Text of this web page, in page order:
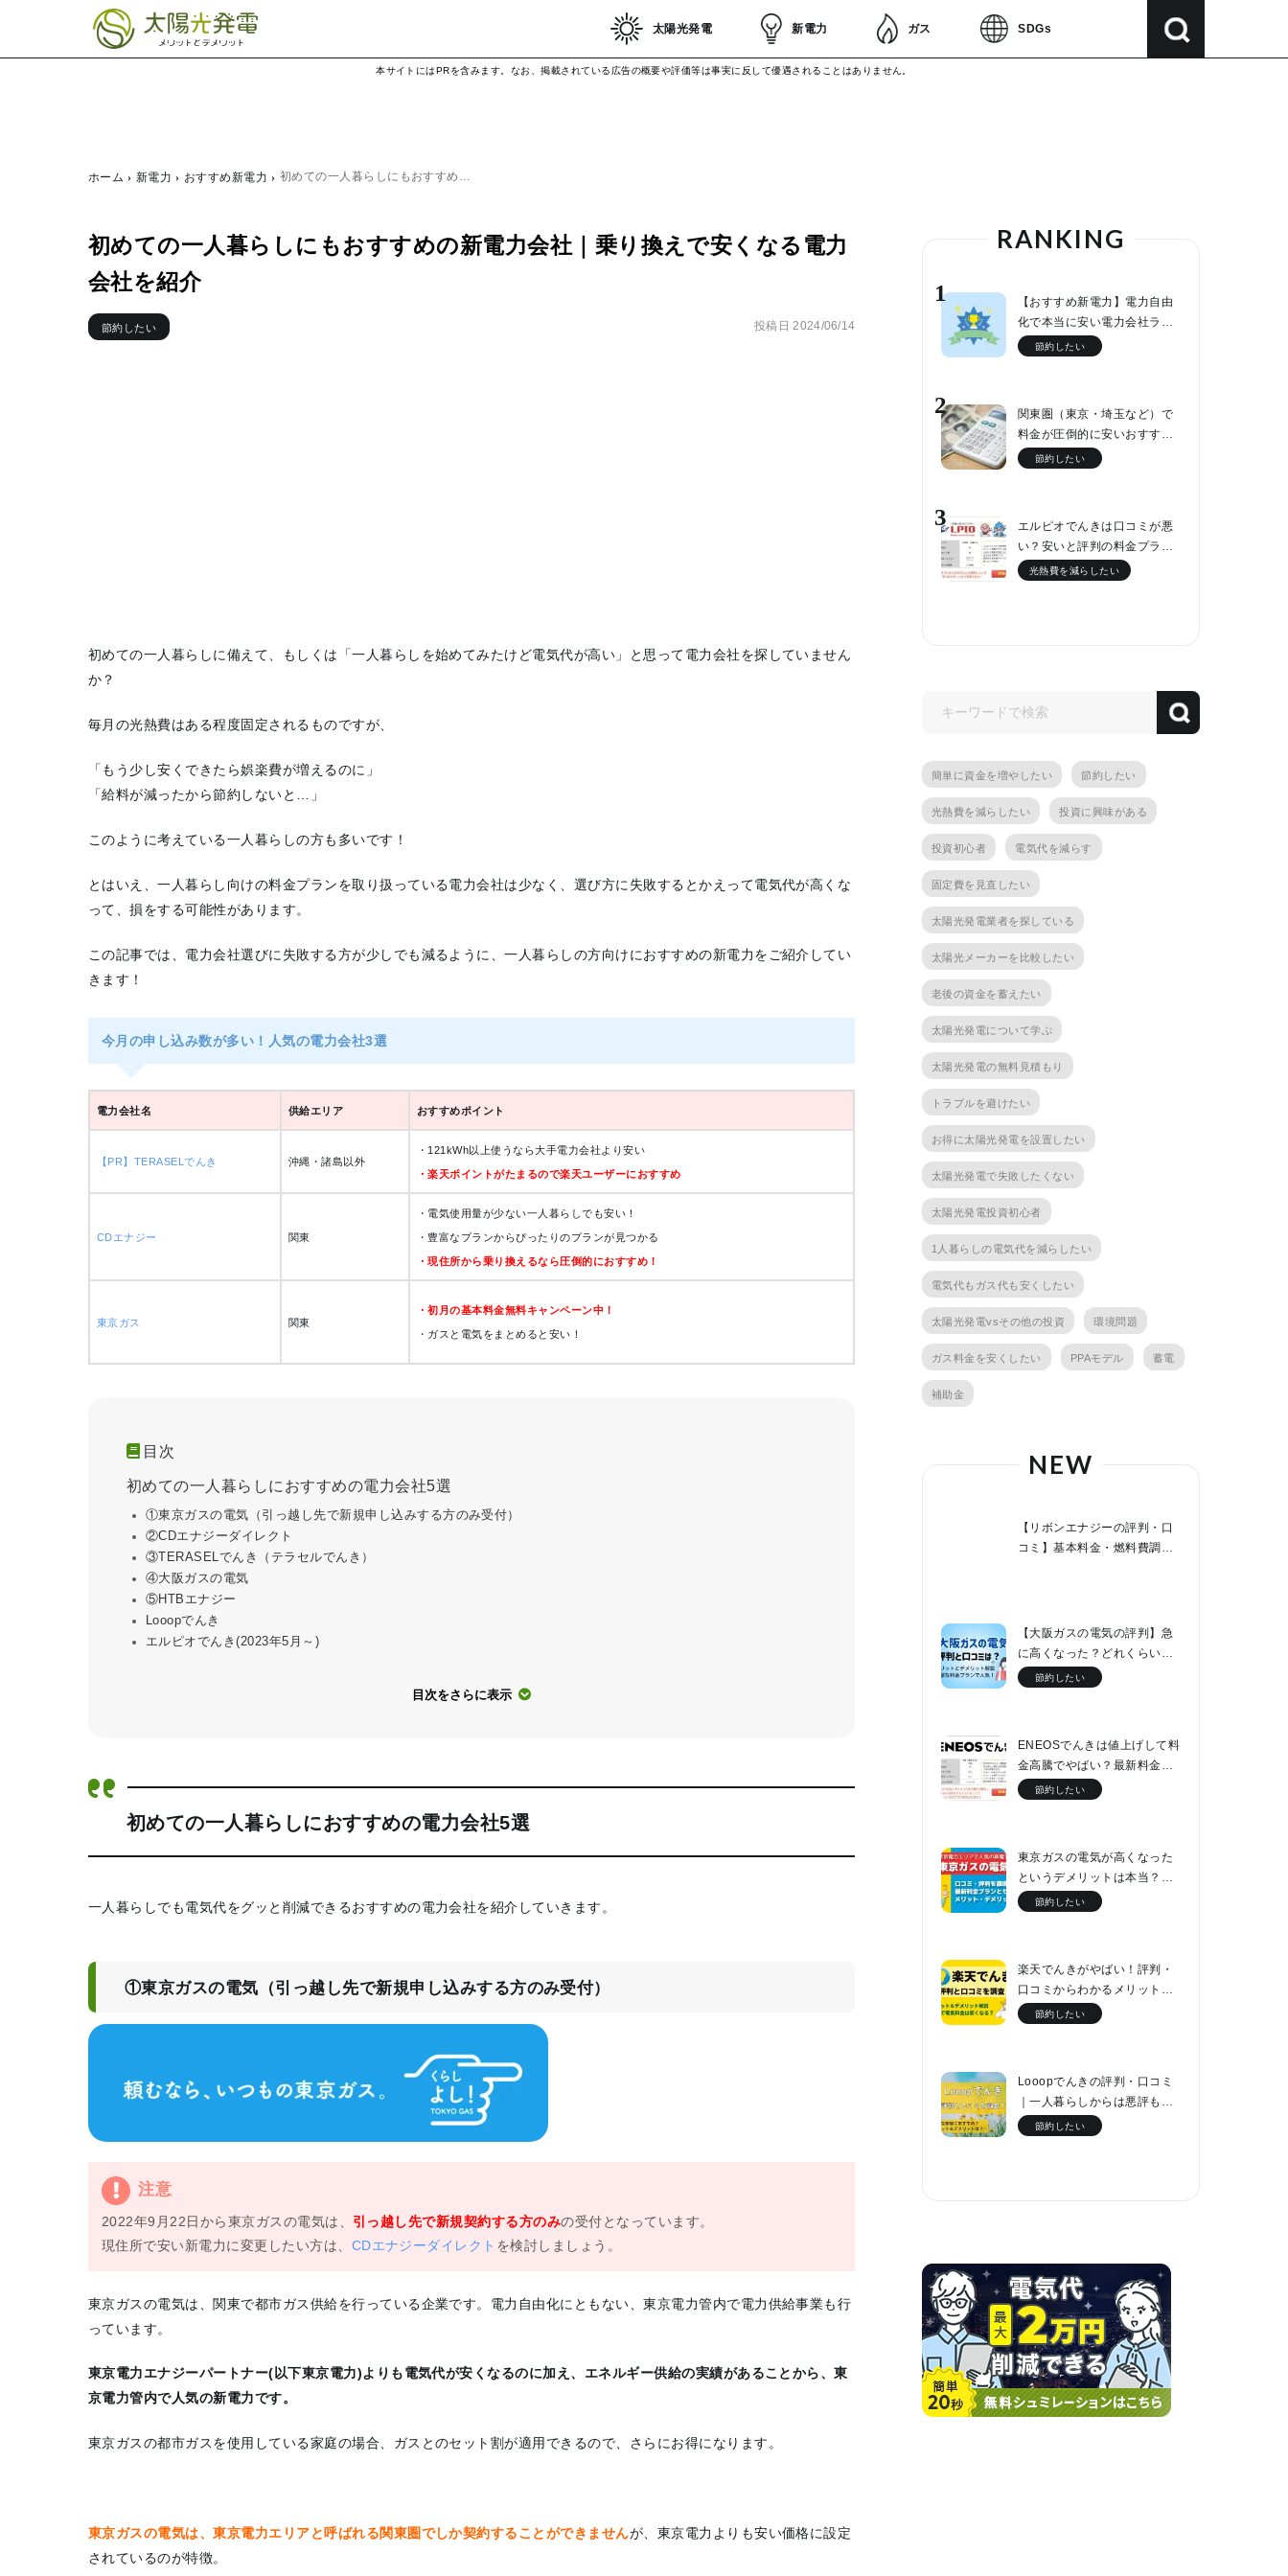
太陽光発電 新電力 ガス SDGs
本サイトにはPRを含みます。なお、掲載されている広告の概要や評価等は事実に反して優遇されることはありません。
ホーム 新電力 おすすめ新電力 初めての一人暮らしにもおすすめ…
初めての一人暮らしにもおすすめの新電力会社｜乗り換えで安くなる電力
会社を紹介
節約したい 投稿日2024/06/14
初めての一人暮らしに備えて、もしくは「一人暮らしを始めてみたけど電気代が高い」と思って電力会社を探していません
か？
毎月の光熱費はある程度固定されるものですが、
「もう少し安くできたら娯楽費が増えるのに」
「給料が減ったから節約しないと…」
このように考えている一人暮らしの方も多いです！
とはいえ、一人暮らし向けの料金プランを取り扱っている電力会社は少なく、選び方に失敗するとかえって電気代が高くな
って、損をする可能性があります。
この記事では、電力会社選びに失敗する方が少しでも減るように、一人暮らしの方向けにおすすめの新電力をご紹介してい
きます！
今月の申し込み数が多い！人気の電力会社3選
電力会社名 供給エリア おすすめポイント
【PR】TERASELでんき 沖縄・諸島以外
・121kWh以上使うなら大手電力会社より安い
・楽天ポイントがたまるので楽天ユーザーにおすすめ
CDエナジー 関東
・電気使用量が少ない一人暮らしでも安い！
・豊富なプランからぴったりのプランが見つかる
・現住所から乗り換えるなら圧倒的におすすめ！
東京ガス 関東
・初月の基本料金無料キャンペーン中！
・ガスと電気をまとめると安い！
目次
初めての一人暮らしにおすすめの電力会社5選
①東京ガスの電気（引っ越し先で新規申し込みする方のみ受付）
②CDエナジーダイレクト
③TERASELでんき（テラセルでんき）
④大阪ガスの電気
⑤HTBエナジー
Looopでんき
エルピオでんき(2023年5月～)
目次をさらに表示
初めての一人暮らしにおすすめの電力会社5選
一人暮らしでも電気代をグッと削減できるおすすめの電力会社を紹介していきます。
①東京ガスの電気（引っ越し先で新規申し込みする方のみ受付）
注意
2022年9月22日から東京ガスの電気は、 引っ越し先で新規契約する方のみの受付となっています。
現住所で安い新電力に変更したい方は、 CDエナジーダイレクト を検討しましょう。
東京ガスの電気は、関東で都市ガス供給を行っている企業です。電力自由化にともない、東京電力管内で電力供給事業も行
っています。
東京電力エナジーパートナー(以下東京電力)よりも電気代が安くなるのに加え、エネルギー供給の実績があることから、東
京電力管内で人気の新電力です。
東京ガスの都市ガスを使用している家庭の場合、ガスとのセット割が適用できるので、さらにお得になります。
東京ガスの電気は、東京電力エリアと呼ばれる関東圏でしか契約することができませんが、東京電力よりも安い価格に設定
されているのが特徴。
RANKING
1
【おすすめ新電力】電力自由
化で本当に安い電力会社ラ…
節約したい
2
関東圏（東京・埼玉など）で
料金が圧倒的に安いおすす…
節約したい
3
エルピオでんきは口コミが悪
い？安いと評判の料金プラ…
光熱費を減らしたい
簡単に資金を増やしたい 節約したい
光熱費を減らしたい 投資に興味がある
投資初心者 電気代を減らす
固定費を見直したい
太陽光発電業者を探している
太陽光メーカーを比較したい
老後の資金を蓄えたい
太陽光発電について学ぶ
太陽光発電の無料見積もり
トラブルを避けたい
お得に太陽光発電を設置したい
太陽光発電で失敗したくない
太陽光発電投資初心者
1人暮らしの電気代を減らしたい
電気代もガス代も安くしたい
太陽光発電vsその他の投資 環境問題
ガス料金を安くしたい PPAモデル 蓄電
補助金
NEW
【リボンエナジーの評判・口
コミ】基本料金・燃料費調整
【大阪ガスの電気の評判】急
に高くなった？どれくらい値
上げした？他社と料金比較！
節約したい
ENEOSでんきは値上げして料
金高騰でやばい？最新料金表
と口コミをチェック
節約したい
東京ガスの電気が高くなった
というデメリットは本当？最
新料金プランとセット割につ
節約したい
楽天でんきがやばい！評判・
口コミからわかるメリット・
デメリットと最新料金プラン
節約したい
Looopでんきの評判・口コミ
｜一人暮らしからは悪評もフ
ァミリーなら電気代が2万円安
節約したい